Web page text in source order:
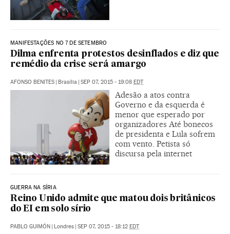
MANIFESTAÇÕES NO 7 DE SETEMBRO
Dilma enfrenta protestos desinflados e diz que
remédio da crise será amargo
AFONSO BENITES Brasília SEP 07, 2015 - 19:08 EDT
Adesão a atos contra
Governo e da esquerda é
menor que esperado por
organizadores Até bonecos
de presidenta e Lula sofrem
com vento. Petista só
discursa pela internet
GUERRA NA SÍRIA
Reino Unido admite que matou dois britânicos
do EI em solo sírio
PABLO GUIMÓN | Londres | SEP 07, 2015 - 18:12 EDT